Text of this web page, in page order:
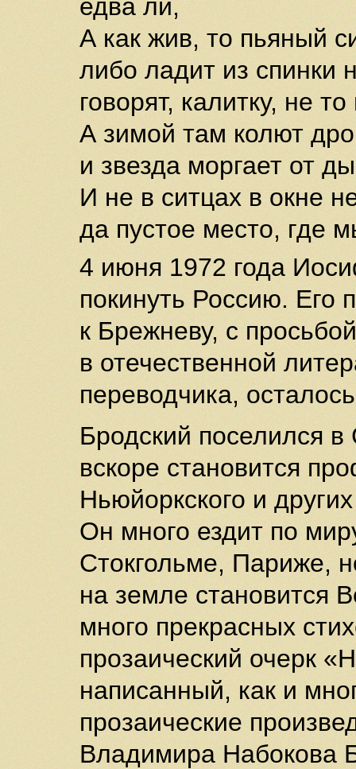
едва ли,
А как жив, то пьяный
либо ладит из спинки
говорят, калитку, не
А зимой там колют
и звезда моргает от
И не в ситцах в окне
да пустое место, где
4 июня 1972 года
покинуть Россию. Его
к Брежневу, с
в отечественной
переводчика,
Бродский поселился
вскоре становится
Ньюйоркского и
Он много ездит по
Стокгольме, Париже,
на земле становится
много прекрасных
прозаический очерк
написанный, как и
прозаические
Владимира Набокова